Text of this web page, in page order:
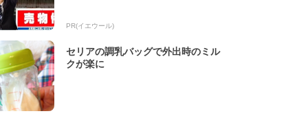
PR(イエウール)
セリアの調乳バッグで外出時のミル
クが楽に